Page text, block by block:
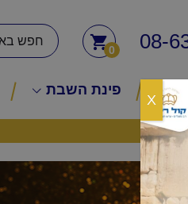
08-
0
פינת השבת
X